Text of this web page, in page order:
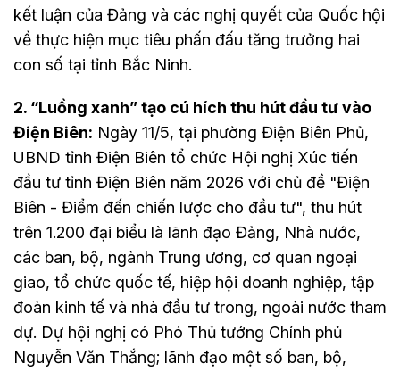
kết luận của Đảng và các nghị quyết của Quốc hội
về thực hiện mục tiêu phấn đấu tăng trưởng hai
con số tại tỉnh Bắc Ninh.
2. “Luồng xanh” tạo cú hích thu hút đầu tư vào
Điện Biên: Ngày 11/5, tại phường Điện Biên Phủ,
UBND tỉnh Điện Biên tổ chức Hội nghị Xúc tiến
đầu tư tỉnh Điện Biên năm 2026 với chủ đề "Điện
Biên - Điểm đến chiến lược cho đầu tư", thu hút
trên 1.200 đại biểu là lãnh đạo Đảng, Nhà nước,
các ban, bộ, ngành Trung ương, cơ quan ngoại
giao, tổ chức quốc tế, hiệp hội doanh nghiệp, tập
đoàn kinh tế và nhà đầu tư trong, ngoài nước tham
dự. Dự hội nghị có Phó Thủ tướng Chính phủ
Nguyễn Văn Thắng; lãnh đạo một số ban, bộ,